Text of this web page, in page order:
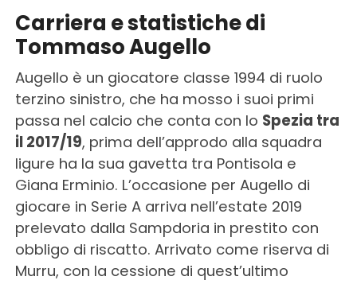
Carriera e statistiche di
Tommaso Augello
Augello è un giocatore classe 1994 di ruolo
terzino sinistro, che ha mosso i suoi primi
passa nel calcio che conta con lo Spezia tra
il 2017/19, prima dell’approdo alla squadra
ligure ha la sua gavetta tra Pontisola e
Giana Erminio. L’occasione per Augello di
giocare in Serie A arriva nell’estate 2019
prelevato dalla Sampdoria in prestito con
obbligo di riscatto. Arrivato come riserva di
Murru, con la cessione di quest’ultimo